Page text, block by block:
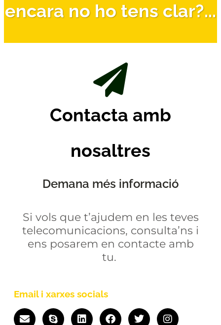
encara no ho tens clar?...
Contacta amb
nosaltres
Demana més informació
Si vols que t’ajudem en les teves
telecomunicacions, consulta’ns i
ens posarem en contacte amb
tu.
Email i xarxes socials